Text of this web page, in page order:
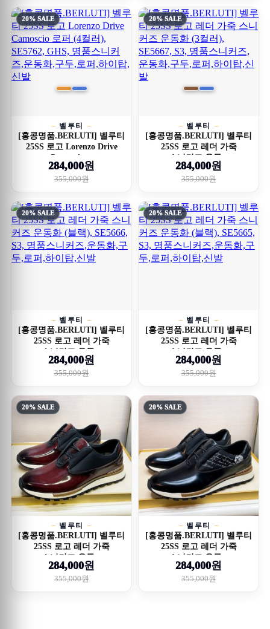
20% SALE
벨루티
[홍콩명품.BERLUTI] 벨루티
25SS 로고 Lorenzo Drive
Camoscio ...
284,000원
355,000원
20% SALE
벨루티
[홍콩명품.BERLUTI] 벨루티
25SS 로고 레더 가죽
스니커즈 운동...
284,000원
355,000원
20% SALE
벨루티
[홍콩명품.BERLUTI] 벨루티
25SS 로고 레더 가죽
스니커즈 운동...
284,000원
355,000원
20% SALE
벨루티
[홍콩명품.BERLUTI] 벨루티
25SS 로고 레더 가죽
스니커즈 운동...
284,000원
355,000원
20% SALE
벨루티
[홍콩명품.BERLUTI] 벨루티
25SS 로고 레더 가죽
스니커즈 운동...
284,000원
355,000원
20% SALE
벨루티
[홍콩명품.BERLUTI] 벨루티
25SS 로고 레더 가죽
스니커즈 운동...
284,000원
355,000원